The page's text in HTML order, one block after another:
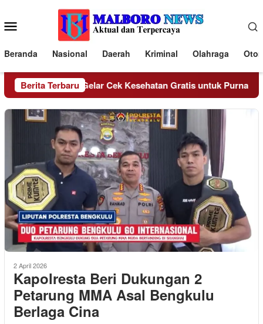
konten
Menu
Mobile
Beranda Nasional Daerah Kriminal Olahraga
Berita Terbaru
Bengkulu Gelar Cek Kesehatan Gratis untuk
2 April 2026
Kapolresta Beri Dukungan 2
Petarung MMA Asal Bengkulu
Berlaga Cina